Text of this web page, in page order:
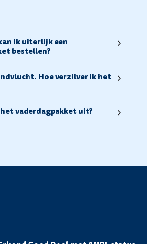
ik uiterlijk een
bestellen?
Hoe verzilver ik het
vaderdagpakket uit?